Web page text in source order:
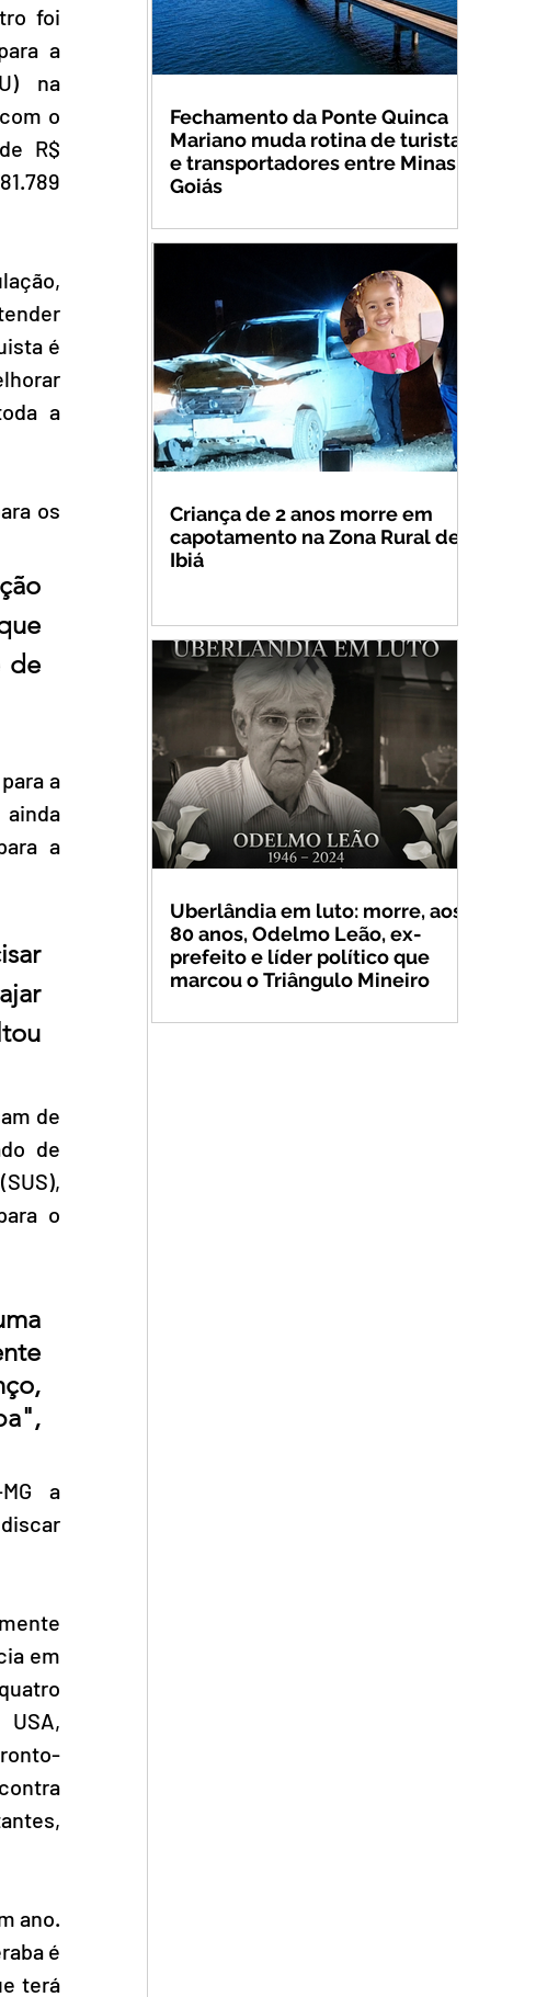
foi
a
na
o
R$
é
a
os
de
a
a
de
de
o
a
em
ano.
é
terá
Fechamento da Ponte Quinca
Mariano muda rotina de turistas
e transportadores entre Minas e
Goiás
Criança de 2 anos morre em
capotamento na Zona Rural de
Ibiá
Uberlândia em luto: morre, aos
80 anos, Odelmo Leão, ex-
prefeito e líder político que
marcou o Triângulo Mineiro